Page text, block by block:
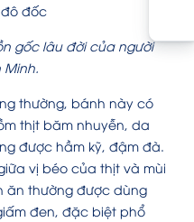
gốc lâu đời của người
thường, bánh này có
thịt băm nhuyễn, da
được hầm kỹ, đậm đà.
vị béo của thịt và mùi
ăn thường được dùng
đen, đặc biệt phổ